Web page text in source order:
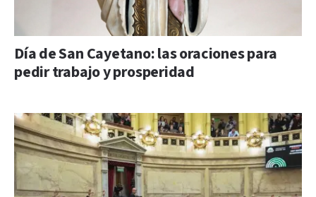
Día de San Cayetano: las oraciones para
pedir trabajo y prosperidad